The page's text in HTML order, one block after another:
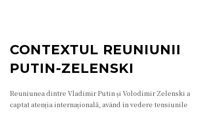
CONTEXTUL REUNIUNII
PUTIN-ZELENSKI
Reuniunea dintre Vladimir Putin și Volodimir Zelenski a
captat atenția internațională, având în vedere tensiunile